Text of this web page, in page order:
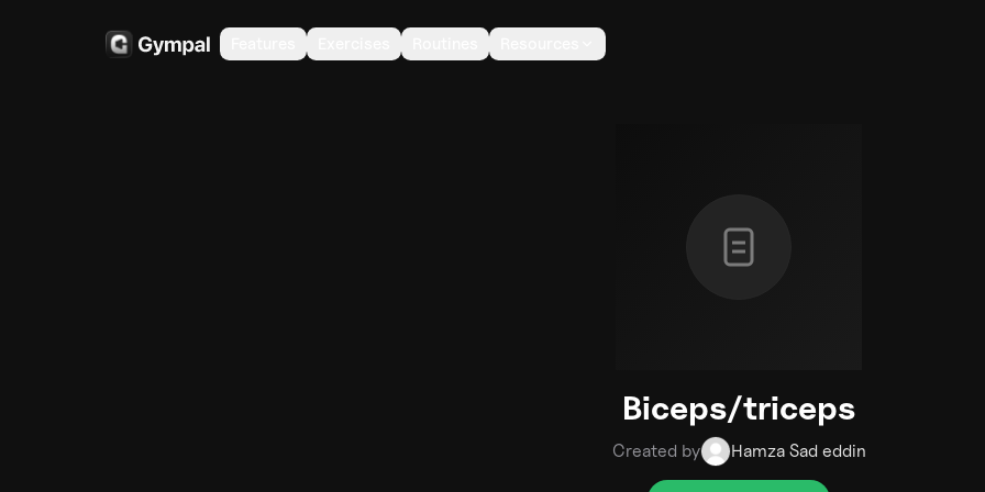
Biceps/triceps
Created by Hamza Sad eddin